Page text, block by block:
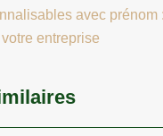
avec prénom
entreprise